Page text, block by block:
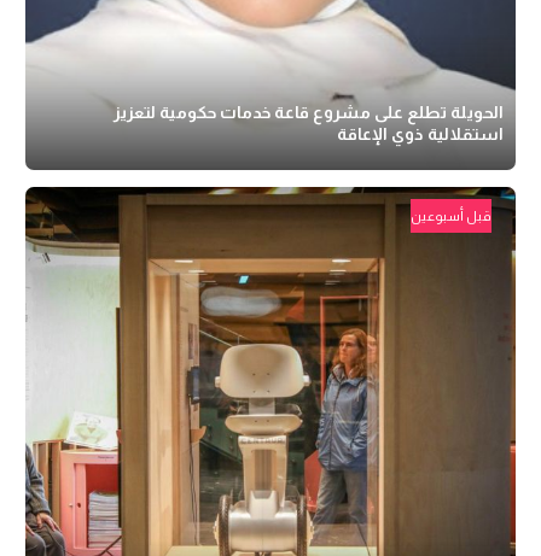
الحويلة تطلع على مشروع قاعة خدمات حكومية لتعزيز
استقلالية ذوي الإعاقة
قبل أسبوعين